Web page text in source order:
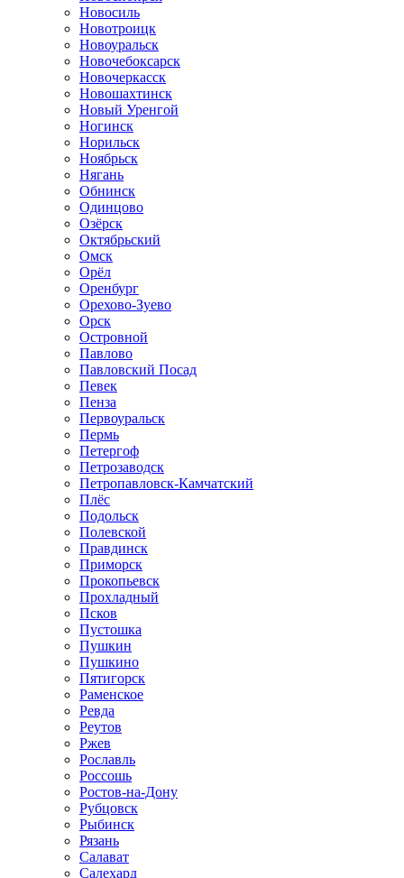
Новосиль
Новотроицк
Новоуральск
Новочебоксарск
Новочеркасск
Новошахтинск
Новый Уренгой
Ногинск
Норильск
Ноябрьск
Нягань
Обнинск
Одинцово
Озёрск
Октябрьский
Омск
Орёл
Оренбург
Орехово-Зуево
Орск
Островной
Павлово
Павловский Посад
Певек
Пенза
Первоуральск
Пермь
Петергоф
Петрозаводск
Петропавловск-Камчатский
Плёс
Подольск
Полевской
Правдинск
Приморск
Прокопьевск
Прохладный
Псков
Пустошка
Пушкин
Пушкино
Пятигорск
Раменское
Ревда
Реутов
Ржев
Рославль
Россошь
Ростов-на-Дону
Рубцовск
Рыбинск
Рязань
Салават
Салехард